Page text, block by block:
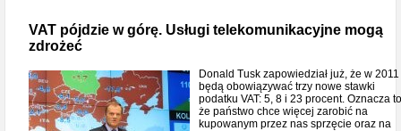
VAT pójdzie w górę. Usługi telekomunikacyjne mogą
zdrożeć
Donald Tusk zapowiedział już, że w 2011
będą obowiązywać trzy nowe stawki
podatku VAT: 5, 8 i 23 procent. Oznacza
że państwo chce więcej zarobić na
kupowanym przez nas sprzęcie oraz na